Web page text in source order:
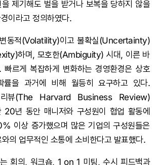
제기해도 벌을 받거나 보복을 당하지 않을
이라고 정의하였다.
변동적(Volatility)이고 불확실(Uncertainty)
하며, 모호한(Ambiguity) 시대, 이른 바
르게 복잡하게 변화하는 경영환경은 상호
률을 과거에 비해 월등히 요구하고 있다.
리뷰(The Harvard Business Review)
20년 동안 매니저와 구성원이 협업 활동에
이상 증가했으며 많은 기업의 구성원들은
의 업무적인 소통에 소비한다고 발표했다.
회의, 워크숍, 1 on 1 미팅, 수시 피드백과